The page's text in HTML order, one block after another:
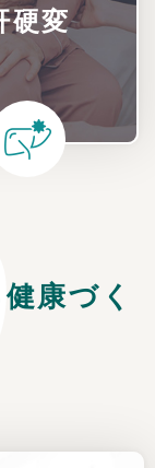
硬変
健康づく